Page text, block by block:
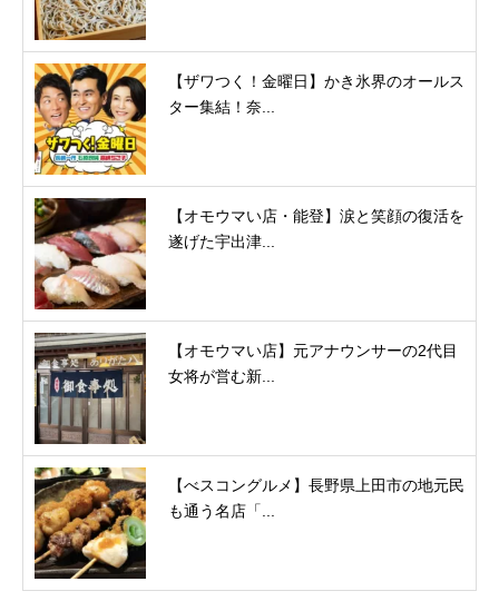
【ザワつく！金曜日】かき氷界のオールス
ター集結！奈...
【オモウマい店・能登】涙と笑顔の復活を
遂げた宇出津...
【オモウマい店】元アナウンサーの2代目
女将が営む新...
【べスコングルメ】長野県上田市の地元民
も通う名店「...